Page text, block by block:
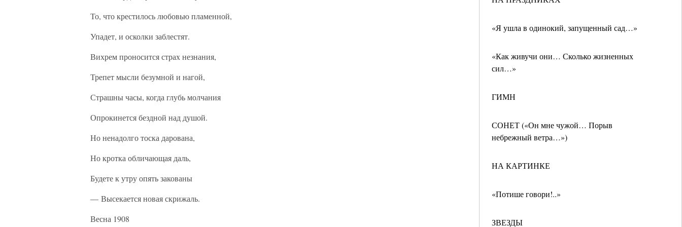
«Я ушла в одинокий, запущенный сад…»
«Как живучи они… Сколько жизненных
сил…»
ГИМН
СОНЕТ («Он мне чужой… Порыв
небрежный ветра…»)
НА КАРТИНКЕ
«Потише говори!..»
ЗВЕЗДЫ
То, что крестилось любовью пламенной,
Упадет, и осколки заблестят.
Вихрем проносится страх незнания,
Трепет мысли безумной и нагой,
Страшны часы, когда глубь молчания
Опрокинется бездной над душой.
Но ненадолго тоска дарована,
Но кротка обличающая даль,
Будете к утру опять закованы
— Высекается новая скрижаль.
Весна 1908